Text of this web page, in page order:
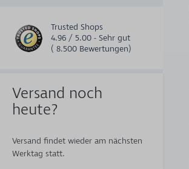
Trusted Shops
4.96 / 5.00 - Sehr gut
( 8.500 Bewertungen)
Versand noch
heute?
Versand findet wieder am nächsten
Werktag statt.